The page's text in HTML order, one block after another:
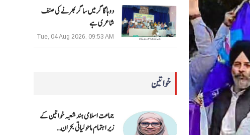
دوہا گاگر میں ساگر بھرنے کی صنف
شاعری ہے
Tue, 04 Aug 2026, 09:53 AM
خواتین
جماعت اسلامی ہند شعبہ خواتین کے
زیر اہتمام ماحولیاتی بحران…